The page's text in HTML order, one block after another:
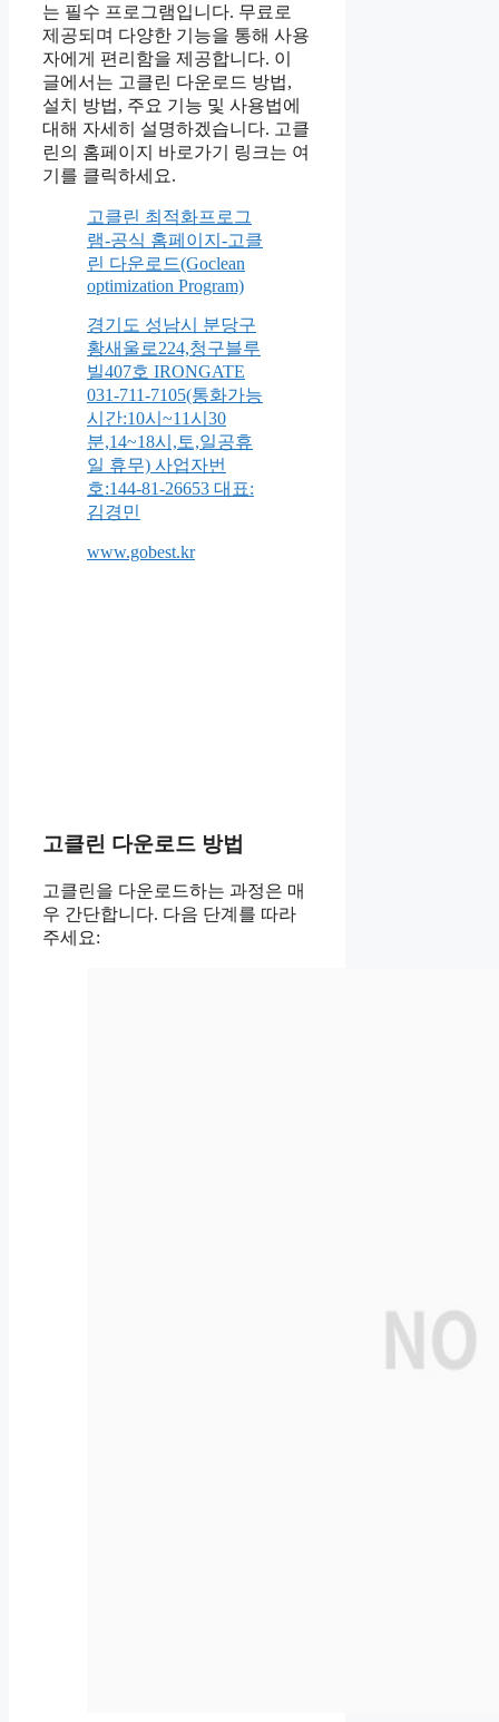
는 필수 프로그램입니다. 무료로
제공되며 다양한 기능을 통해 사용
자에게 편리함을 제공합니다. 이
글에서는 고클린 다운로드 방법,
설치 방법, 주요 기능 및 사용법에
대해 자세히 설명하겠습니다. 고클
린의 홈페이지 바로가기 링크는 여
기를 클릭하세요.
고클린 최적화프로그
램-공식 홈페이지-고클
린 다운로드(Goclean
optimization Program)
경기도 성남시 분당구
황새울로224,청구블루
빌407호 IRONGATE
031-711-7105(통화가능
시간:10시~11시30
분,14~18시,토,일공휴
일 휴무) 사업자번
호:144-81-26653 대표:
김경민
www.gobest.kr
고클린 다운로드 방법
고클린을 다운로드하는 과정은 매
우 간단합니다. 다음 단계를 따라
주세요: